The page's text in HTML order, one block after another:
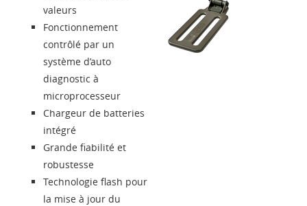
valeurs
Fonctionnement
contrôlé par un
système d’auto
diagnostic à
microprocesseur
Chargeur de batteries
intégré
Grande fiabilité et
robustesse
Technologie flash pour
la mise à jour du